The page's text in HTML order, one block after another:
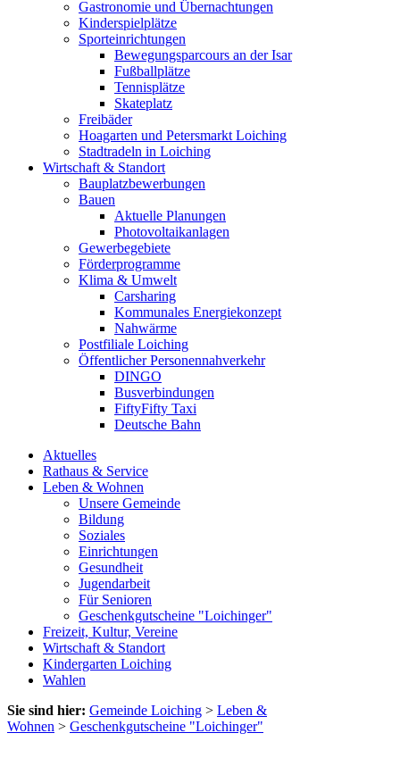
Gastronomie und Übernachtungen
Kinderspielplätze
Sporteinrichtungen
Bewegungsparcours an der Isar
Fußballplätze
Tennisplätze
Skateplatz
Freibäder
Hoagarten und Petersmarkt Loiching
Stadtradeln in Loiching
Wirtschaft & Standort
Bauplatzbewerbungen
Bauen
Aktuelle Planungen
Photovoltaikanlagen
Gewerbegebiete
Förderprogramme
Klima & Umwelt
Carsharing
Kommunales Energiekonzept
Nahwärme
Postfiliale Loiching
Öffentlicher Personennahverkehr
DINGO
Busverbindungen
FiftyFifty Taxi
Deutsche Bahn
Aktuelles
Rathaus & Service
Leben & Wohnen
Unsere Gemeinde
Bildung
Soziales
Einrichtungen
Gesundheit
Jugendarbeit
Für Senioren
Geschenkgutscheine "Loichinger"
Freizeit, Kultur, Vereine
Wirtschaft & Standort
Kindergarten Loiching
Wahlen
Sie sind hier: Gemeinde Loiching > Leben &
Wohnen > Geschenkgutscheine "Loichinger"